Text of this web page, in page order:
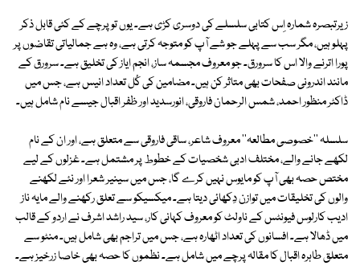
زیرتبصرہ شمارہ اِس کتابی سلسلے کی دوسری کڑی ہے۔ یوں تو پرچے کے کئی قابل ذکر
پہلو ہیں، مگر سب سے پہلے جو شے آپ کو متوجہ کرتی ہے، وہ ہے جمالیاتی تقاضوں پر
پورا اترنے والا اس کا سرورق۔ جو معروف مجسمہ ساز، انجم ایاز کی تخلیق ہے۔ سرورق کے
مانند اندرونی صفحات بھی متاثر کن ہیں۔ مضامین کی کُل تعداد انیس ہے، جس میں
ڈاکٹر منظور احمد، شمس الرحمان فاروقی، انورسدید اور ظفر اقبال جیسے نام شامل ہیں۔
سلسلہ ''خصوصی مطالعہ'' معروف شاعر، ساقی فاروقی سے متعلق ہے، اور ان کے نام
لکھے جانے والے، مختلف ادبی شخصیات کے خطوط پر مشتمل ہے۔ غزلوں کے لیے
مختص حصہ بھی آپ کو مایوس نہیں کرے گا، جس میں سینیر شعرا اور نئے لکھنے
والوں کی تخلیقات میں توازن دِکھائی دیتا ہے۔ میکسیکو سے تعلق رکھنے والے مایہ ناز
ادیب کارلوس فیونٹس کے ناولٹ کو معروف کہانی کار، سید راشد اشرف نے اردو کے قالب
میں ڈھالا ہے۔ افسانوں کی تعداد اٹھارہ ہے، جس میں تراجم بھی شامل ہیں۔ منٹو سے
متعلق طاہرہ اقبال کا مقالہ پرچے میں شامل ہے۔ نظموں کا حصہ بھی خاصا زرخیز ہے۔